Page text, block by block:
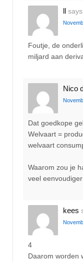
ll
Foutje, de
miljard aan
Nico
Dat goedkope
Welvaart =
welvaart
Waarom zou je
veel
kees
4
Daarom worden